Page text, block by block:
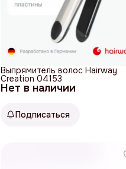
Нет в наличии
Выпрямитель волос Hairway
Creation 04153
Подписаться